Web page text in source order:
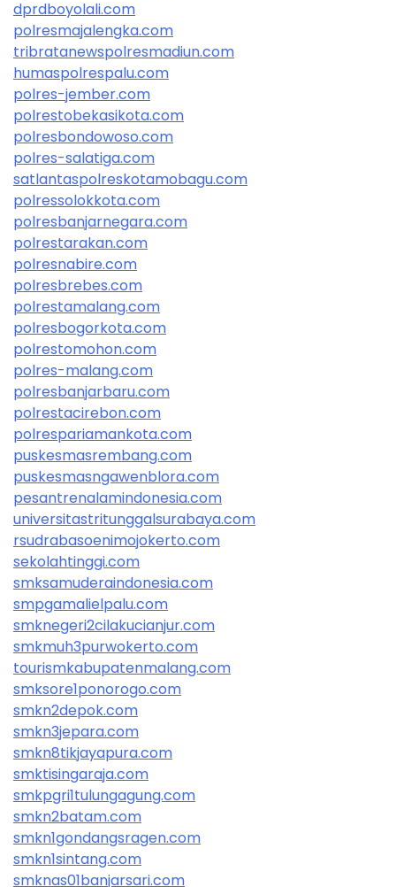
dprdboyolali.com
polresmajalengka.com
tribratanewspolresmadiun.com
humaspolrespalu.com
polres-jember.com
polrestobekasikota.com
polresbondowoso.com
polres-salatiga.com
satlantaspolreskotamobagu.com
polressolokkota.com
polresbanjarnegara.com
polrestarakan.com
polresnabire.com
polresbrebes.com
polrestamalang.com
polresbogorkota.com
polrestomohon.com
polres-malang.com
polresbanjarbaru.com
polrestacirebon.com
polrespariamankota.com
puskesmasrembang.com
puskesmasngawenblora.com
pesantrenalamindonesia.com
universitastritunggalsurabaya.com
rsudrabasoenimojokerto.com
sekolahtinggi.com
smksamuderaindonesia.com
smpgamalielpalu.com
smknegeri2cilakucianjur.com
smkmuh3purwokerto.com
tourismkabupatenmalang.com
smksore1ponorogo.com
smkn2depok.com
smkn3jepara.com
smkn8tikjayapura.com
smktisingaraja.com
smkpgri1tulungagung.com
smkn2batam.com
smkn1gondangsragen.com
smkn1sintang.com
smknas01banjarsari.com